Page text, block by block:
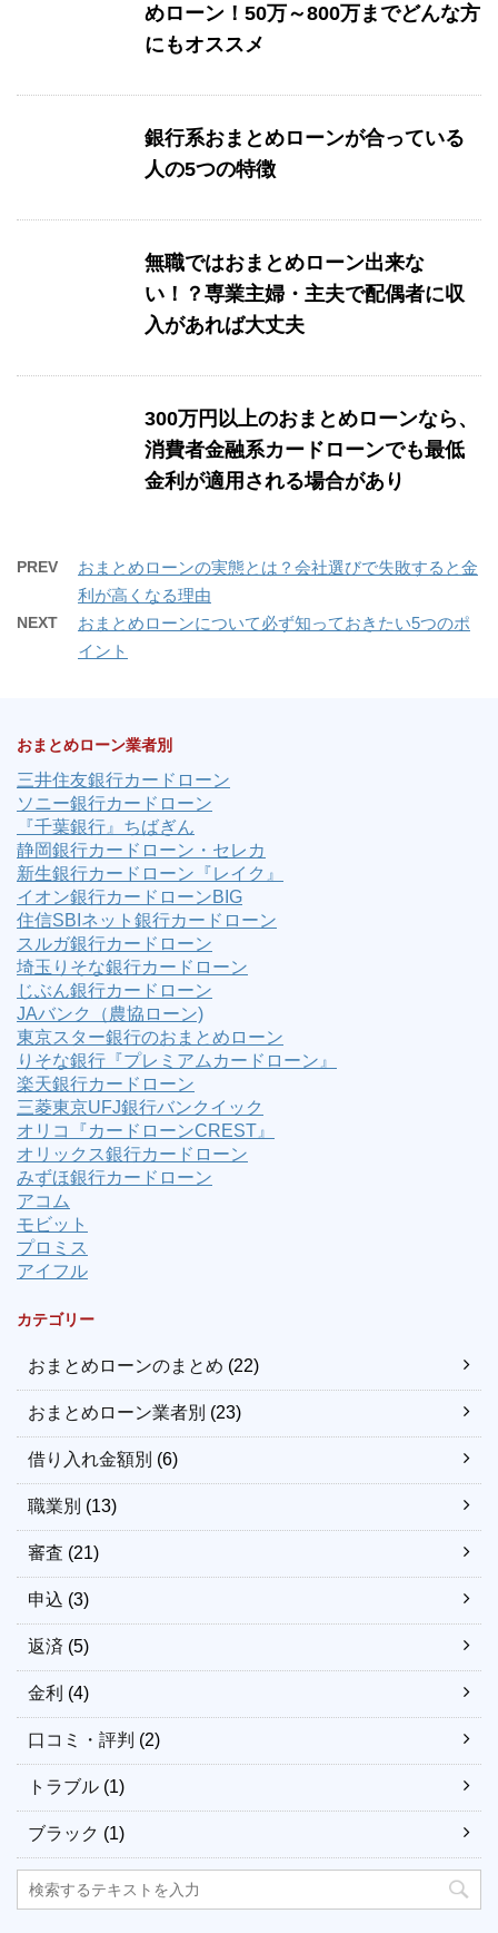
めローン！50万～800万までどんな方
にもオススメ
銀行系おまとめローンが合っている
人の5つの特徴
無職ではおまとめローン出来な
い！？専業主婦・主夫で配偶者に収
入があれば大丈夫
300万円以上のおまとめローンなら、
消費者金融系カードローンでも最低
金利が適用される場合があり
PREV
おまとめローンの実態とは？会社選びで失敗すると金
利が高くなる理由
NEXT
おまとめローンについて必ず知っておきたい5つのポ
イント
おまとめローン業者別
三井住友銀行カードローン
ソニー銀行カードローン
『千葉銀行』ちばぎん
静岡銀行カードローン・セレカ
新生銀行カードローン『レイク』
イオン銀行カードローンBIG
住信SBIネット銀行カードローン
スルガ銀行カードローン
埼玉りそな銀行カードローン
じぶん銀行カードローン
JAバンク（農協ローン)
東京スター銀行のおまとめローン
りそな銀行『プレミアムカードローン』
楽天銀行カードローン
三菱東京UFJ銀行バンクイック
オリコ『カードローンCREST』
オリックス銀行カードローン
みずほ銀行カードローン
アコム
モビット
プロミス
アイフル
カテゴリー
おまとめローンのまとめ (22)
おまとめローン業者別 (23)
借り入れ金額別 (6)
職業別 (13)
審査 (21)
申込 (3)
返済 (5)
金利 (4)
口コミ・評判 (2)
トラブル (1)
ブラック (1)